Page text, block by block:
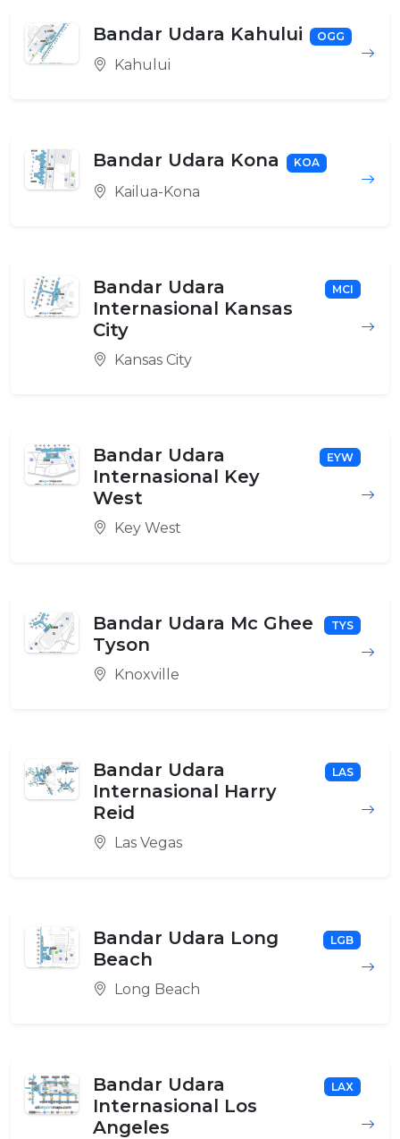
Bandar Udara Kahului OGG
Kahului
Bandar Udara Kona KOA
Kailua-Kona
Bandar Udara
Internasional Kansas
City
MCI
Kansas City
Bandar Udara
Internasional Key
West
EYW
Key West
Bandar Udara Mc Ghee
Tyson
TYS
Knoxville
Bandar Udara
Internasional Harry
Reid
LAS
Las Vegas
Bandar Udara Long
Beach
LGB
Long Beach
Bandar Udara
Internasional Los
Angeles
LAX